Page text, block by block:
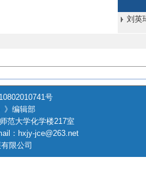
刘英
号
》编辑部
范大学化学楼217室
：hxjy-jce@263.net
限公司